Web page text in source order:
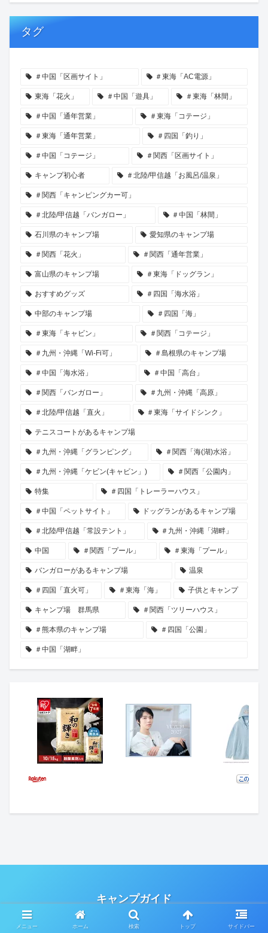
タグ
＃中国「区画サイト」 ＃東海「AC電源」
東海「花火」 ＃中国「遊具」 ＃東海「林間」
＃中国「通年営業」 ＃東海「コテージ」
＃東海「通年営業」 ＃四国「釣り」
＃中国「コテージ」 ＃関西「区画サイト」
キャンプ初心者 ＃北陸/甲信越「お風呂/温泉」
＃関西「キャンピングカー可」
＃北陸/甲信越「バンガロー」 ＃中国「林間」
石川県のキャンプ場 愛知県のキャンプ場
＃関西「花火」 ＃関西「通年営業」
富山県のキャンプ場 ＃東海「ドッグラン」
おすすめグッズ ＃四国「海水浴」
中部のキャンプ場 ＃四国「海」
＃東海「キャビン」 ＃関西「コテージ」
＃九州・沖縄「Wi-Fi可」 ＃島根県のキャンプ場
＃中国「海水浴」 ＃中国「高台」
＃関西「バンガロー」 ＃九州・沖縄「高原」
＃北陸/甲信越「直火」 ＃東海「サイドシンク」
テニスコートがあるキャンプ場
＃九州・沖縄「グランピング」 ＃関西「海(湖)水浴」
＃九州・沖縄「ケビン(キャビン」) ＃関西「公園内」
特集 ＃四国「トレーラーハウス」
＃中国「ペットサイト」 ドッグランがあるキャンプ場
＃北陸/甲信越「常設テント」 ＃九州・沖縄「湖畔」
中国 ＃関西「プール」 ＃東海「プール」
バンガローがあるキャンプ場 温泉
＃四国「直火可」 ＃東海「海」 子供とキャンプ
キャンプ場 群馬県 ＃関西「ツリーハウス」
＃熊本県のキャンプ場 ＃四国「公園」
＃中国「湖畔」
キャンプガイド
Copyright © 2020-2026 キャンプガイド All Rights Reserved.
メニュー ホーム 検索 トップ サイドバー